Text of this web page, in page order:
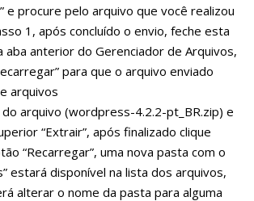
e procure pelo arquivo que você realizou
1, após concluído o envio, feche esta
aba anterior do Gerenciador de Arquivos,
para que o arquivo enviado
arquivos
do arquivo (wordpress-4.2.2-pt_BR.zip) e
“Extrair”, após finalizado clique
“Recarregar”, uma nova pasta com o
estará disponível na lista dos arquivos,
alterar o nome da pasta para alguma